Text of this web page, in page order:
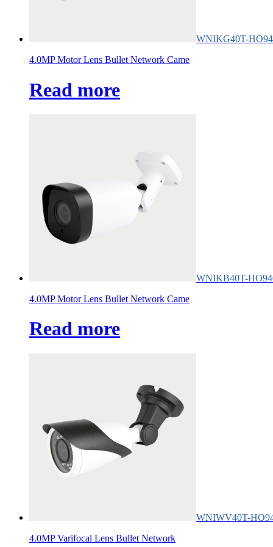
WNIKG40T-
4.0MP Motor Lens Bullet Network Came
Read more
WNIKB40T-
4.0MP Motor Lens Bullet Network Came
Read more
WNIWV40T-
4.0MP Varifocal Lens Bullet Network